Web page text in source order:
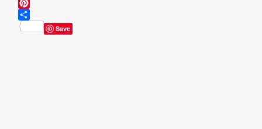
WhatsApp
Pinterest
Share
Save